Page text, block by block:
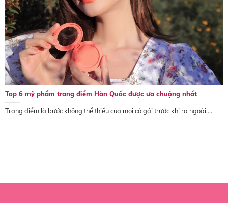
Top 6 mỹ phẩm trang điểm Hàn Quốc được ưa chuộng nhất
Trang điểm là bước không thể thiếu của mọi cô gái trước khi ra ngoài,...